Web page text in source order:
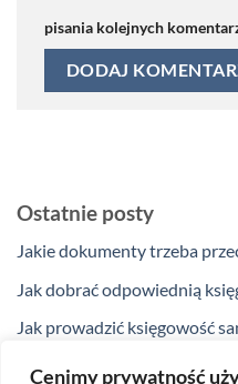
Cenimy prywatność
pisania kolejnych
Ostatnie posty
Jakie dokumenty trzeba
Jak dobrać odpowiednią
Jak prowadzić księgowość
Jakie ulgi podatkowe